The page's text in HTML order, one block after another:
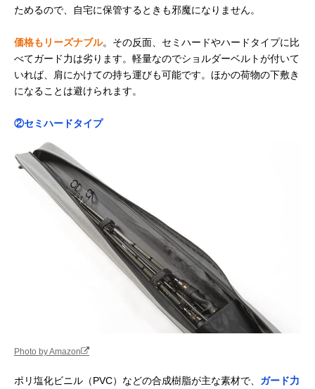
ためるので、自宅に保管するときも邪魔になりません。
価格もリーズナブル。その反面、セミハードやハードタイプに比
べてガード力は劣ります。軽量なのでショルダーベルトが付いて
いれば、肩にかけての持ち運びも可能です。ほかの荷物の下敷き
になることは避けられます。
②セミハードタイプ
Photo by Amazon
ポリ塩化ビニル（PVC）などの合成樹脂が主な素材で、 ガード力